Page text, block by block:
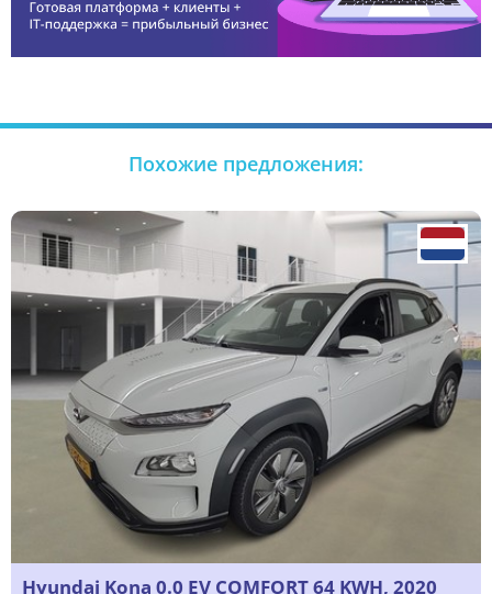
Похожие предложения:
Hyundai Kona 0.0 EV COMFORT 64 KWH, 2020